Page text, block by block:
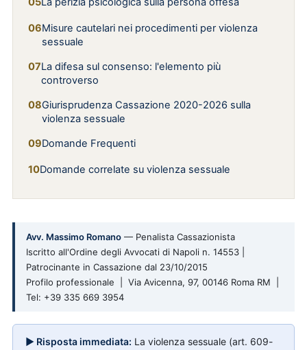
Misure cautelari nei procedimenti per violenza
sessuale
La difesa sul consenso: l'elemento più
controverso
Giurisprudenza Cassazione 2020-2026 sulla
violenza sessuale
Domande Frequenti
Domande correlate su violenza sessuale
Avv. Massimo Romano — Penalista Cassazionista
Iscritto all'Ordine degli Avvocati di Napoli n. 14553 |
Patrocinante in Cassazione dal 23/10/2015
Profilo professionale | Via Avicenna, 97, 00146 Roma RM |
Tel: +39 335 669 3954
▶ Risposta immediata: La violenza sessuale (art. 609-